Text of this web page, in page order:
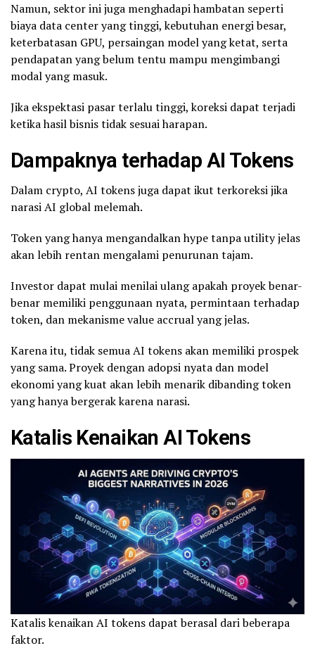
Namun, sektor ini juga menghadapi hambatan seperti
biaya data center yang tinggi, kebutuhan energi besar,
keterbatasan GPU, persaingan model yang ketat, serta
pendapatan yang belum tentu mampu mengimbangi
modal yang masuk.
Jika ekspektasi pasar terlalu tinggi, koreksi dapat terjadi
ketika hasil bisnis tidak sesuai harapan.
Dampaknya terhadap AI Tokens
Dalam crypto, AI tokens juga dapat ikut terkoreksi jika
narasi AI global melemah.
Token yang hanya mengandalkan hype tanpa utility jelas
akan lebih rentan mengalami penurunan tajam.
Investor dapat mulai menilai ulang apakah proyek benar-
benar memiliki penggunaan nyata, permintaan terhadap
token, dan mekanisme value accrual yang jelas.
Karena itu, tidak semua AI tokens akan memiliki prospek
yang sama. Proyek dengan adopsi nyata dan model
ekonomi yang kuat akan lebih menarik dibanding token
yang hanya bergerak karena narasi.
Katalis Kenaikan AI Tokens
Katalis kenaikan AI tokens dapat berasal dari beberapa
faktor.